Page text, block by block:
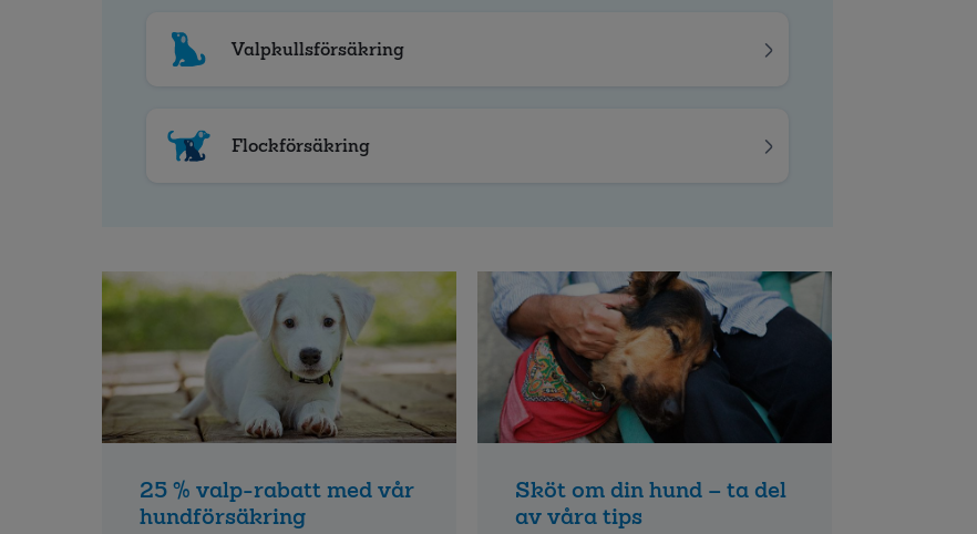
Valpkullsförsäkring
Flockförsäkring
25 % valp-rabatt med vår
hundförsäkring
Sköt om din hund – ta del
av våra tips